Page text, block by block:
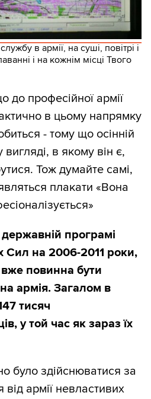
в армії, на суші, повітрі і
і на кожнім місці Твого
до професійної армії
в цьому напрямку
- тому що осінній
в якому він є,
Тож думайте самі,
плакати «Вона
програмі
Сил на 2006-2011 роки,
повинна бути
армія. Загалом в
тисяч
у той час як зараз їх
було здійснюватися за
від армії невластивих